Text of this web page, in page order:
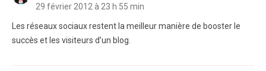
29 février 2012 à 23 h 55 min
Les réseaux sociaux restent la meilleur manière de booster le
succès et les visiteurs d’un blog.